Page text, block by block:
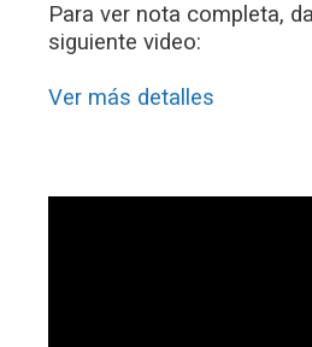
Para ver nota completa,
siguiente video:
Ver más detalles